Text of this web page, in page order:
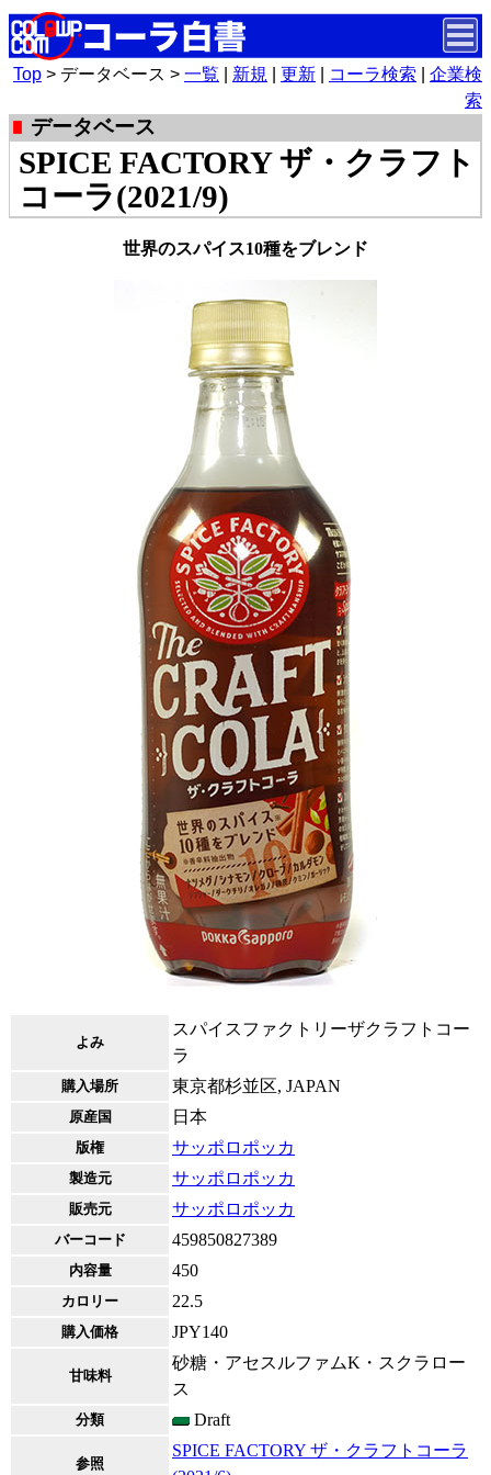
Top > データベース > 一覧 新規 更新 コーラ検索
企業検
索
データベース
SPICE FACTORY ザ・クラフト
コーラ(2021/9)
世界のスパイス10種をブレンド
よみ
スパイスファクトリーザクラフトコー
ラ
購入場所 東京都杉並区, JAPAN
原産国 日本
版権 サッポロポッカ
製造元 サッポロポッカ
販売元 サッポロポッカ
バーコード 459850827389
内容量 450
カロリー 22.5
購入価格 JPY140
甘味料
砂糖・アセスルファムK・スクラロー
ス
分類 Draft
参照
SPICE FACTORY ザ・クラフトコーラ